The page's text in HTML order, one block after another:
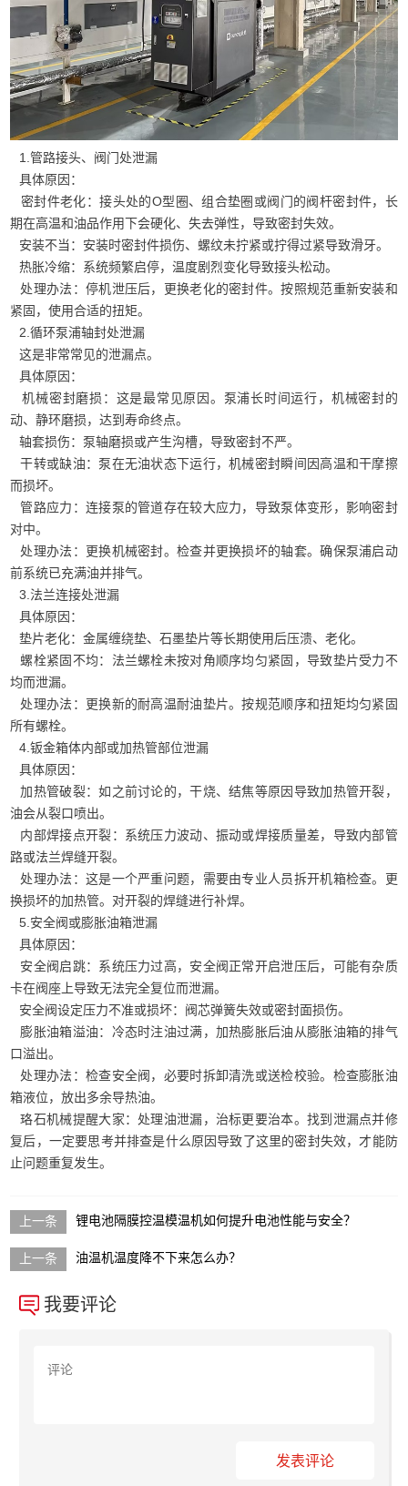
1.管路接头、阀门处泄漏
具体原因：
密封件老化：接头处的O型圈、组合垫圈或阀门的阀杆密封件，长
期在高温和油品作用下会硬化、失去弹性，导致密封失效。
安装不当：安装时密封件损伤、螺纹未拧紧或拧得过紧导致滑牙。
热胀冷缩：系统频繁启停，温度剧烈变化导致接头松动。
处理办法：停机泄压后，更换老化的密封件。按照规范重新安装和
紧固，使用合适的扭矩。
2.循环泵浦轴封处泄漏
这是非常常见的泄漏点。
具体原因：
机械密封磨损：这是最常见原因。泵浦长时间运行，机械密封的
动、静环磨损，达到寿命终点。
轴套损伤：泵轴磨损或产生沟槽，导致密封不严。
干转或缺油：泵在无油状态下运行，机械密封瞬间因高温和干摩擦
而损坏。
管路应力：连接泵的管道存在较大应力，导致泵体变形，影响密封
对中。
处理办法：更换机械密封。检查并更换损坏的轴套。确保泵浦启动
前系统已充满油并排气。
3.法兰连接处泄漏
具体原因：
垫片老化：金属缠绕垫、石墨垫片等长期使用后压溃、老化。
螺栓紧固不均：法兰螺栓未按对角顺序均匀紧固，导致垫片受力不
均而泄漏。
处理办法：更换新的耐高温耐油垫片。按规范顺序和扭矩均匀紧固
所有螺栓。
4.钣金箱体内部或加热管部位泄漏
具体原因：
加热管破裂：如之前讨论的，干烧、结焦等原因导致加热管开裂，
油会从裂口喷出。
内部焊接点开裂：系统压力波动、振动或焊接质量差，导致内部管
路或法兰焊缝开裂。
处理办法：这是一个严重问题，需要由专业人员拆开机箱检查。更
换损坏的加热管。对开裂的焊缝进行补焊。
5.安全阀或膨胀油箱泄漏
具体原因：
安全阀启跳：系统压力过高，安全阀正常开启泄压后，可能有杂质
卡在阀座上导致无法完全复位而泄漏。
安全阀设定压力不准或损坏：阀芯弹簧失效或密封面损伤。
膨胀油箱溢油：冷态时注油过满，加热膨胀后油从膨胀油箱的排气
口溢出。
处理办法：检查安全阀，必要时拆卸清洗或送检校验。检查膨胀油
箱液位，放出多余导热油。
珞石机械提醒大家：处理油泄漏，治标更要治本。找到泄漏点并修
复后，一定要思考并排查是什么原因导致了这里的密封失效，才能防
止问题重复发生。
锂电池隔膜控温模温机如何提升电池性能与安全？
油温机温度降不下来怎么办？
我要评论
发表评论